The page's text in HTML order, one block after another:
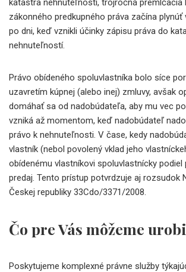
katastra nehnuteľností, trojročná premlčacia
zákonného predkupného práva začína plynúť
po dni, keď vznikli účinky zápisu práva do
nehnuteľností.
Právo obídeného spoluvlastníka bolo síce
uzavretím kúpnej (alebo inej) zmluvy, avšak
domáhať sa od nadobúdateľa, aby mu vec
vzniká až momentom, keď nadobúdateľ
právo k nehnuteľnosti. V čase, kedy
vlastník (nebol povolený vklad jeho
obídenému vlastníkovi spoluvlastnícky podiel
predaj. Tento prístup potvrdzuje aj rozsudok
Českej republiky 33Cdo/3371/2008.
Čo pre Vás môžeme
Poskytujeme komplexné právne služby